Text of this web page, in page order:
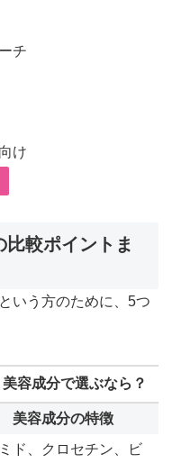
チ
け
較ポイントま
いう方のために、5つ
容成分で選ぶなら？
美容成分の特徴
ド、クロセチン、ビ